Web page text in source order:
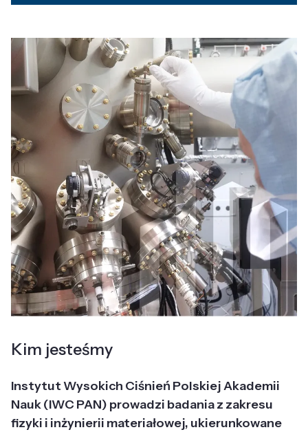
Kim jesteśmy
Instytut Wysokich Ciśnień Polskiej Akademii
Nauk (IWC PAN) prowadzi badania z zakresu
fizyki i inżynierii materiałowej, ukierunkowane